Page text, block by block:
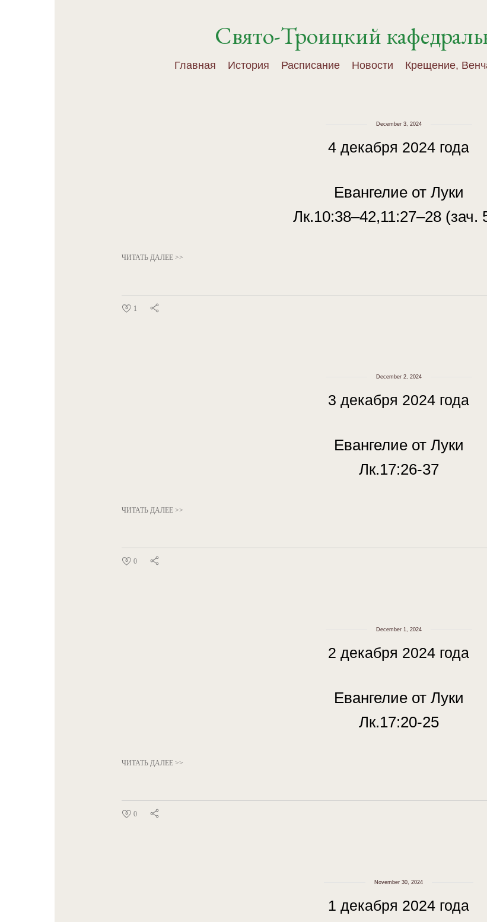
Свято-Троицкий
Главная История Расписание Новости Крещение,
December 3, 2024
4 декабря 2024 года
Евангелие от Луки
Лк.10:38–42,11:27–28 (зач.
ЧИТАТЬ ДАЛЕЕ >>
1
December 2, 2024
3 декабря 2024 года
Евангелие от Луки
Лк.17:26-37
ЧИТАТЬ ДАЛЕЕ >>
0
December 1, 2024
2 декабря 2024 года
Евангелие от Луки
Лк.17:20-25
ЧИТАТЬ ДАЛЕЕ >>
0
November 30, 2024
1 декабря 2024 года